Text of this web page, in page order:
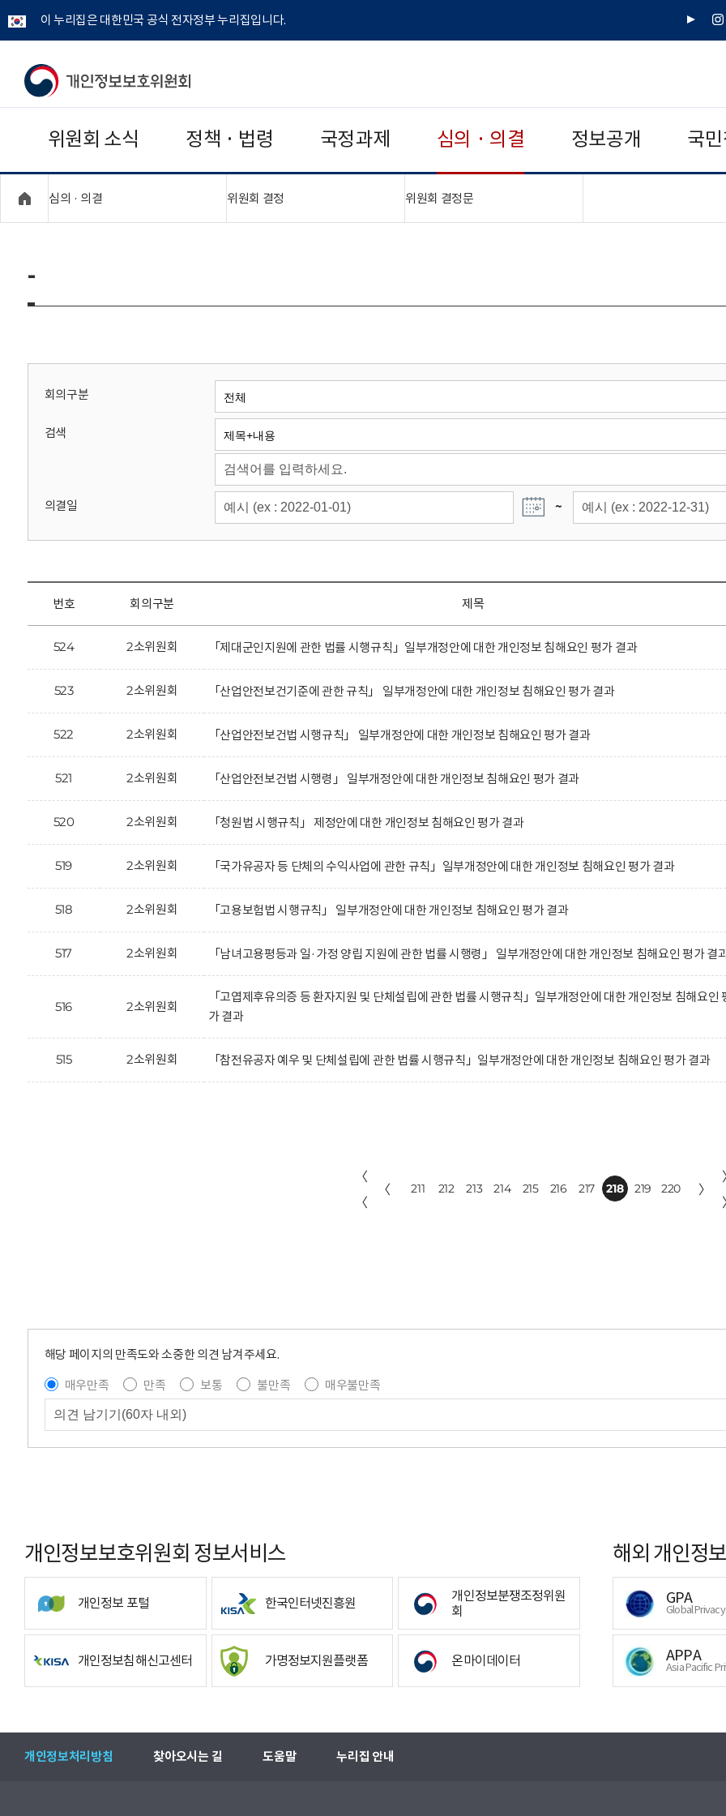
이 누리집은 대한민국 공식 전자정부 누리집입니다.
유
인
개
보
보
위
회
위원회 소식 정책 · 법령 국정과제 심의 · 의결 정보공개 국
심의 · 의결 위원회 결정 위원회 결정문"접기,펼치기"
-
회의구분
검색
의결일 ~
번호 회의구분 제목
524 2소위원회 「제대군인지원에 관한 법률 시행규칙」일부개정안에 대한 개인정보 침해요인 평가 결과
523 2소위원회 「산업안전보건기준에 관한 규칙」 일부개정안에 대한 개인정보 침해요인 평가 결과
522 2소위원회 「산업안전보건법 시행규칙」 일부개정안에 대한 개인정보 침해요인 평가 결과
521 2소위원회 「산업안전보건법 시행령」 일부개정안에 대한 개인정보 침해요인 평가 결과
520 2소위원회 「청원법 시행규칙」 제정안에 대한 개인정보 침해요인 평가 결과
519 2소위원회 「국가유공자 등 단체의 수익사업에 관한 규칙」일부개정안에 대한 개인정보 침해요인 평가 결과
518 2소위원회 「고용보험법 시행규칙」 일부개정안에 대한 개인정보 침해요인 평가 결과
517 2소위원회 「남녀고용평등과 일·가정 양립 지원에 관한 법률 시행령」 일부개정안에 대한 개인정보 침해요인 평가 결
516 2소위원회
「고엽제후유의증 등 환자지원 및 단체설립에 관한 법률 시행규칙」일부개정안에 대한 개인정보 침해요인
가 결과
515 2소위원회 「참전유공자 예우 및 단체설립에 관한 법률 시행규칙」일부개정안에 대한 개인정보 침해요인 평가 결과
〈
〈
〈 211 212 213 214 215 216 217 218 219 220 〉
해당 페이지의 만족도와 소중한 의견 남겨주세요.
매우만족
만족 보통 불만족
매우불만족
개인정보보호위원회 정보서비스
개인정보 포털 한국인터넷진흥원
개인정보분쟁조정위원
회
개인정보침해신고센터 가명정보지원플랫폼 온마이데이터
해외 개인정
GPA
Global
APPA
Asia Pacific
개인정보처리방침 찾아오시는 길 도움말 누리집 안내